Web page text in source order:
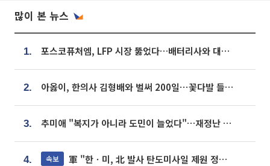
많이 본 뉴스
1. 포스코퓨처엠, LFP 시장 뚫었다…배터리사와 대규모 장기 공급 합의
2. 아옳이, 한의사 김형배와 벌써 200일⋯꽃다발 들고 "프러포즈 아냐"
3. 추미애 "복지가 아니라 도민이 늘었다"…재정난 책임론 정면돌파
4. 속보 軍 "한ㆍ미, 北 발사 탄도미사일 제원 정밀분석 중"